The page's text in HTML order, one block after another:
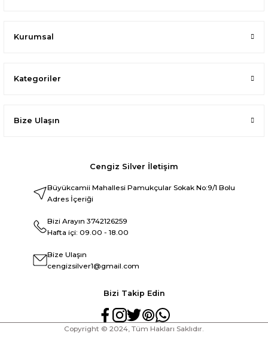
Cengiz Silver İletişim
Büyükcamii Mahallesi Pamukçular Sokak No:9/1 Bolu
Adres İçeriği
Bizi Arayın 3742126259
Hafta içi: 09.00 - 18.00
Bize Ulaşın
cengizsilver1@gmail.com
Kurumsal
Kategoriler
Bize Ulaşın
Bizi Takip Edin
Copyright © 2024, Tüm Hakları Saklıdır.